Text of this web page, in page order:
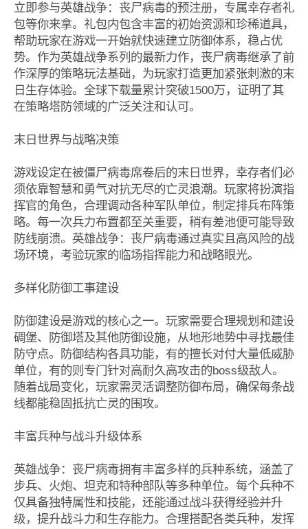
立即参与英雄战争：丧尸病毒的预注册，专属幸存者礼
包等你来拿。礼包内包含丰富的初始资源和珍稀道具，
帮助玩家在游戏一开始就快速建立防御体系，稳占优
势。作为英雄战争系列的最新力作，丧尸病毒继承了前
作深厚的策略玩法基础，为玩家打造更加紧张刺激的末
日生存体验。全球下载量累计突破1500万，证明了其
在策略塔防领域的广泛关注和认可。
末日世界与战略决策
游戏设定在被僵尸病毒席卷后的末日世界，幸存者们必
须依靠智慧和勇气对抗无尽的亡灵浪潮。玩家将扮演指
挥官的角色，合理调动各种军队单位，制定排兵布阵策
略。每一次兵力布置都至关重要，稍有差池便可能导致
防线崩溃。英雄战争：丧尸病毒通过真实且高风险的战
场环境，考验玩家的临场指挥能力和战略眼光。
多样化防御工事建设
防御建设是游戏的核心之一。玩家需要合理规划和建设
碉堡、防御塔及其他防御设施，从地形地势中寻找最佳
防守点。防御结构各具功能，有的擅长对付大量低威胁
单位，有的则专门针对高耐久高攻击的boss级敌人。
随着战局变化，玩家需灵活调整防御布局，确保每条战
线都能稳固抵抗亡灵的围攻。
丰富兵种与战斗升级体系
英雄战争：丧尸病毒拥有丰富多样的兵种系统，涵盖了
步兵、火炮、坦克和特种部队等多种单位。每个兵种不
仅具备独特属性和技能，还能通过战斗获得经验并升
级，提升战斗力和生存能力。合理搭配各类兵种，发挥